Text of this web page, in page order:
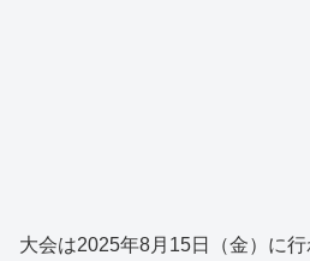
大会は2025年8月15日（金）に